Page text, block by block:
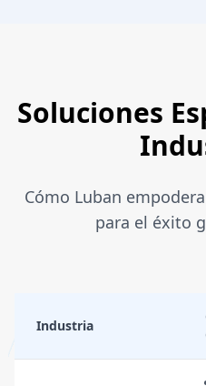
Soluciones
Cómo Luban
para el éxito
Industria